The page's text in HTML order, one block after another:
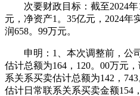
次要财政目标：截至2024年
元，净资产1。35亿元，2024年
润658。99万元。
申明：1、本次调整前，公司
估计总额为164，120。00万元
系关系买卖估计总额为142，
估计日常联系关系买卖金额154